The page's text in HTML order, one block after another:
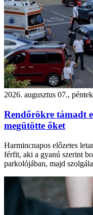
2026. augusztus 07., péntek
Rendőrökre támadt
megütötte őket
Harmincnapos előzetes
férfit, aki a gyanú szerint
parkolójában, majd